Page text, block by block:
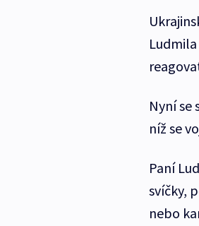
Nyní se
níž se
Paní
svíčky,
nebo